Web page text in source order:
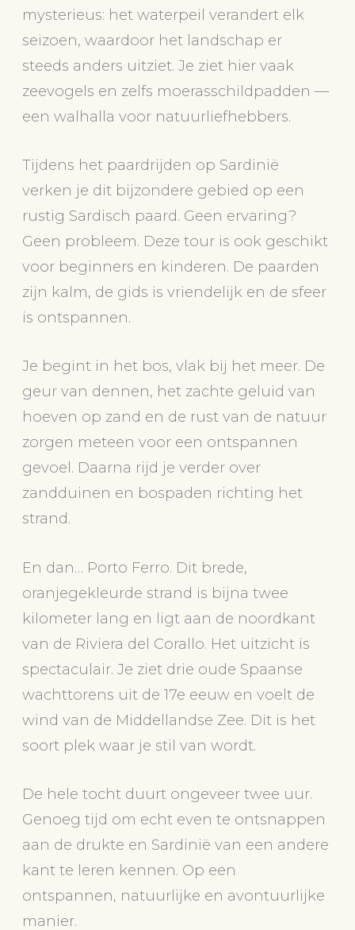
mysterieus: het waterpeil verandert elk
seizoen, waardoor het landschap er
steeds anders uitziet. Je ziet hier vaak
zeevogels en zelfs moerasschildpadden —
een walhalla voor natuurliefhebbers.
Tijdens het paardrijden op Sardinië
verken je dit bijzondere gebied op een
rustig Sardisch paard. Geen ervaring?
Geen probleem. Deze tour is ook geschikt
voor beginners en kinderen. De paarden
zijn kalm, de gids is vriendelijk en de sfeer
is ontspannen.
Je begint in het bos, vlak bij het meer. De
geur van dennen, het zachte geluid van
hoeven op zand en de rust van de natuur
zorgen meteen voor een ontspannen
gevoel. Daarna rijd je verder over
zandduinen en bospaden richting het
strand.
En dan… Porto Ferro. Dit brede,
oranjegekleurde strand is bijna twee
kilometer lang en ligt aan de noordkant
van de Riviera del Corallo. Het uitzicht is
spectaculair. Je ziet drie oude Spaanse
wachttorens uit de 17e eeuw en voelt de
wind van de Middellandse Zee. Dit is het
soort plek waar je stil van wordt.
De hele tocht duurt ongeveer twee uur.
Genoeg tijd om echt even te ontsnappen
aan de drukte en Sardinië van een andere
kant te leren kennen. Op een
ontspannen, natuurlijke en avontuurlijke
manier.